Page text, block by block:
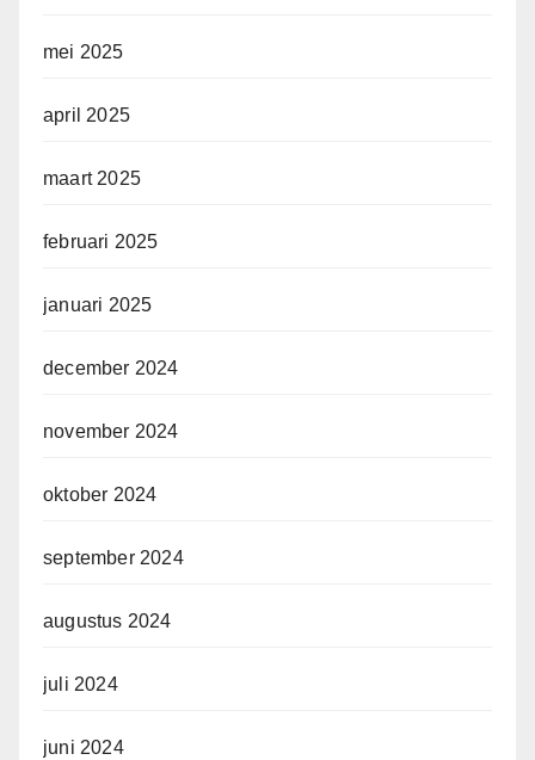
mei 2025
april 2025
maart 2025
februari 2025
januari 2025
december 2024
november 2024
oktober 2024
september 2024
augustus 2024
juli 2024
juni 2024